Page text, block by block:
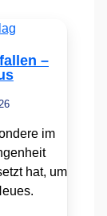
–
im
hat, um